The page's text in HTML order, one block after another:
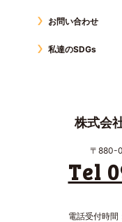
お問い合わせ
私達のSDGs
株式会
〒880-
Tel
電話受付時